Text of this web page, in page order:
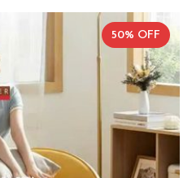
50% OFF